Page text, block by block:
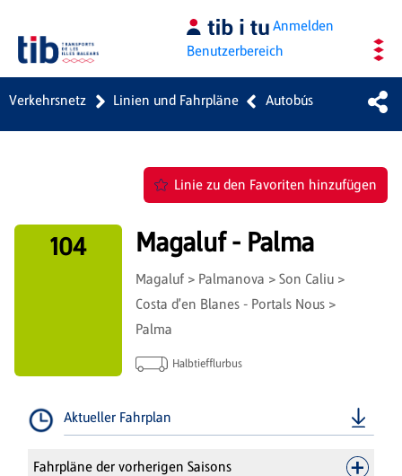
Anmelden
Benutzerbereich
Verkehrsnetz Linien und Fahrpläne Autobús
Linie zu den Favoriten hinzufügen
104 Magaluf - Palma
Magaluf > Palmanova > Son Caliu >
Costa d'en Blanes - Portals Nous >
Palma
Halbtiefflurbus
Aktueller Fahrplan
Fahrpläne der vorherigen Saisons